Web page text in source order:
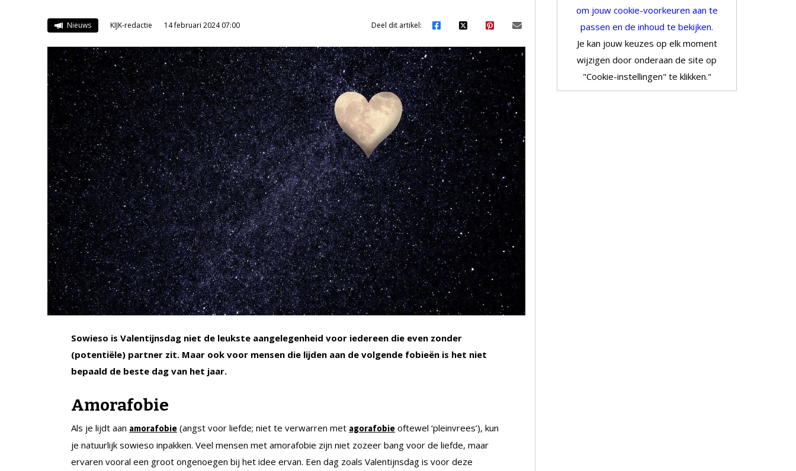
Nieuws KIJK-redactie 14 februari 2024 07:00 Deel dit artikel:
Sowieso is Valentijnsdag niet de leukste aangelegenheid voor iedereen die even zonder
(potentiële) partner zit. Maar ook voor mensen die lijden aan de volgende fobieën is het niet
bepaald de beste dag van het jaar.
Amorafobie
Als je lijdt aan amorafobie (angst voor liefde; niet te verwarren met agorafobie oftewel ‘pleinvrees’), kun
je natuurlijk sowieso inpakken. Veel mensen met amorafobie zijn niet zozeer bang voor de liefde, maar
ervaren vooral een groot ongenoegen bij het idee ervan. Een dag zoals Valentijnsdag is voor deze
om jouw cookie-voorkeuren aan te
passen en de inhoud te bekijken.
Je kan jouw keuzes op elk moment
wijzigen door onderaan de site op
"Cookie-instellingen" te klikken."